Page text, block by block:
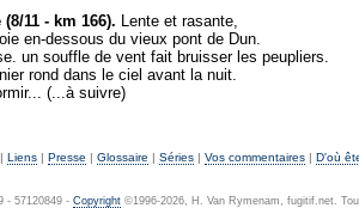
11 - km 166). Lente et rasante,
en-dessous du vieux pont de Dun.
un souffle de vent fait bruisser les peupliers.
rond dans le ciel avant la nuit.
(...à suivre)
| Liens | Presse | Glossaire | Séries | Vos commentaires | D'où
- 57120849 - Copyright©1996-2026, H. Van Rymenam, fugitif.net.